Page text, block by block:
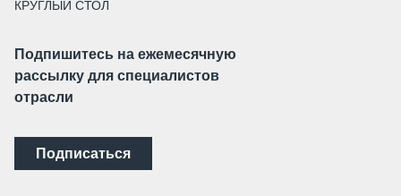
КРУГЛЫЙ СТОЛ
Подпишитесь на ежемесячную
рассылку для специалистов
отрасли
Подписаться